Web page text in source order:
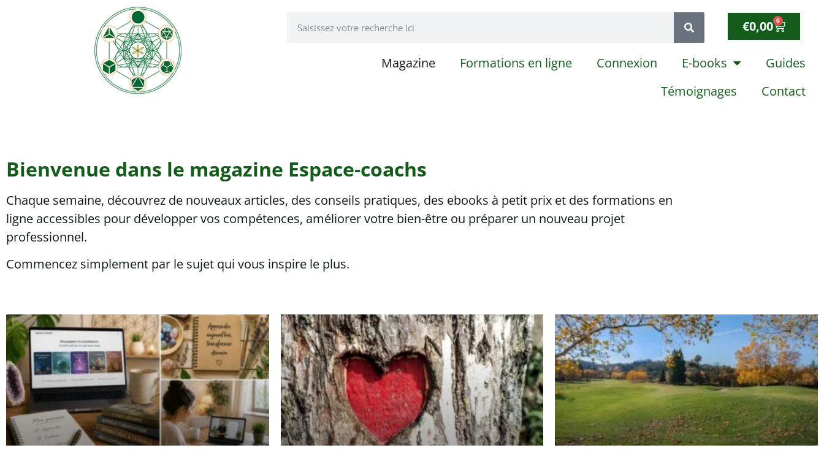
€0,00 0
Magazine Formations en ligne Connexion E-books
Guides
Témoignages
Contact
Bienvenue dans le magazine Espace-coachs
Chaque semaine, découvrez de nouveaux articles, des conseils pratiques, des ebooks à petit prix et des formations en
ligne accessibles pour développer vos compétences, améliorer votre bien-être ou préparer un nouveau projet
professionnel.
Commencez simplement par le sujet qui vous inspire le plus.